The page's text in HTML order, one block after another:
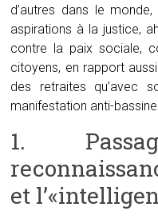
d’autres dans le
aspirations à la justice,
contre la paix sociale,
citoyens, en rapport
des retraites qu’avec
manifestation anti-
1.
et